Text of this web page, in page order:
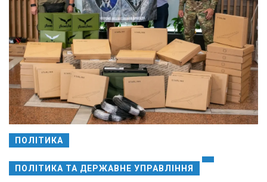
ПОЛІТИКА
ПОЛІТИКА ТА ДЕРЖАВНЕ УПРАВЛІННЯ